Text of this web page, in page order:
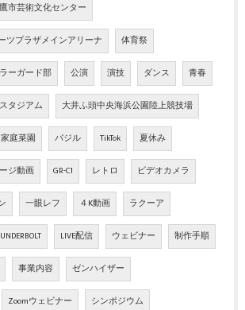
市芸術文化センター
ツプラザメインアリーナ 体育祭
ーガード部 公演 演技 ダンス 青春
タジアム 大井ふ頭中央海浜公園陸上競技場
家庭菜園 バジル TikTok 夏休み
ジ動画 GR-C1 レトロ ビデオカメラ
一眼レフ ４K動画 ラクーア
LIVE配信 ウェビナー 制作手順
事業内容 ゼンハイザー
Zoomウェビナー シンポジウム